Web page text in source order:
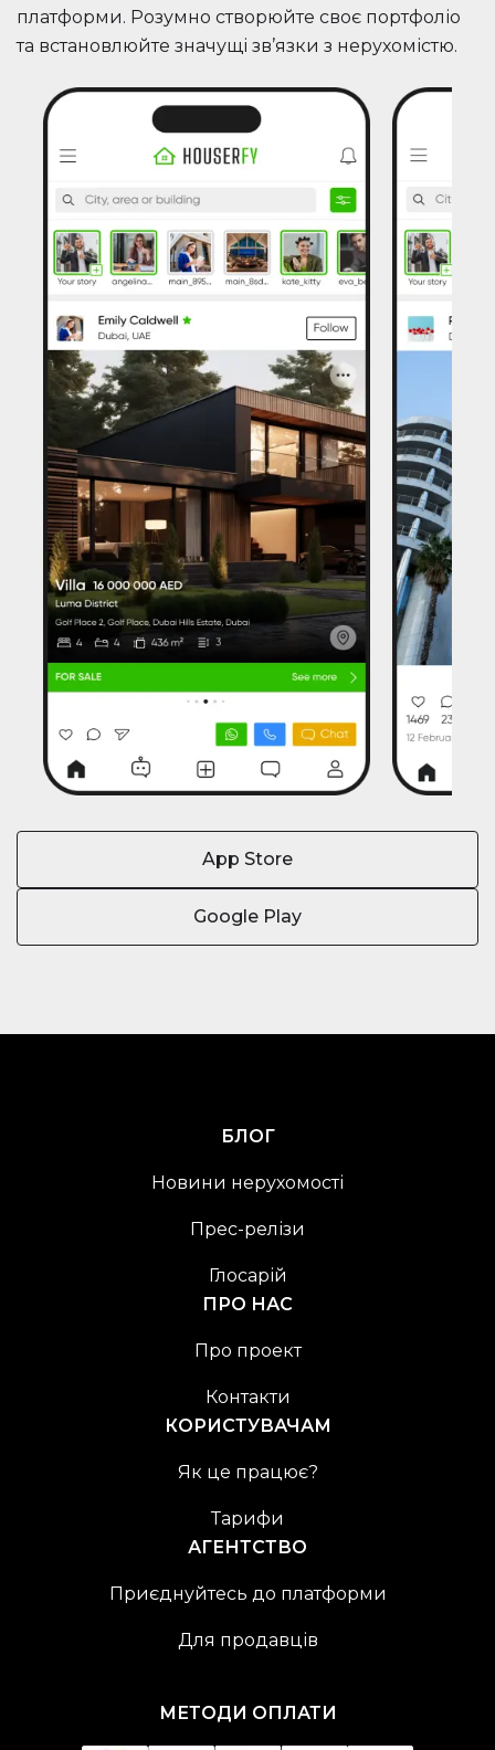
платформи. Розумно створюйте своє портфоліо
та встановлюйте значущі зв’язки з нерухомістю.
App Store
Google Play
БЛОГ
Новини нерухомості
Прес-релізи
Глосарій
ПРО НАС
Про проект
Контакти
КОРИСТУВАЧАМ
Як це працює?
Тарифи
АГЕНТСТВО
Приєднуйтесь до платформи
Для продавців
МЕТОДИ ОПЛАТИ